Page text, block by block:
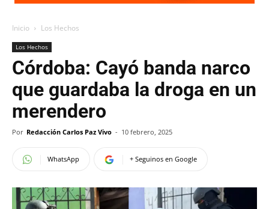
Inicio Los Hechos
Los Hechos
Córdoba: Cayó banda narco
que guardaba la droga en un
merendero
Por Redacción Carlos Paz Vivo - 10 febrero, 2025
WhatsApp + Seguinos en Google